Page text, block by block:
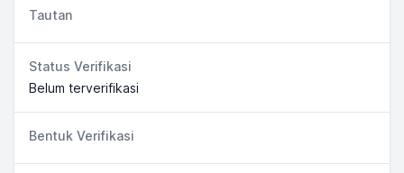
Tautan
Status Verifikasi
Belum terverifikasi
Bentuk Verifikasi